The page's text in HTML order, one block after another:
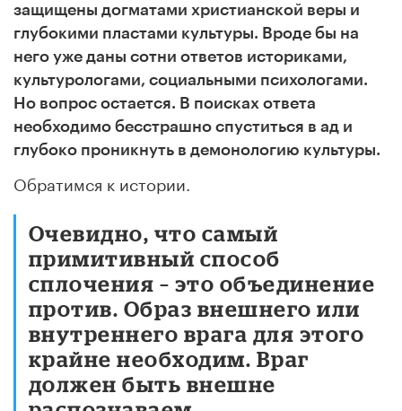
защищены догматами христианской веры и
глубокими пластами культуры. Вроде бы на
него уже даны сотни ответов историками,
культурологами, социальными психологами.
Но вопрос остается. В поисках ответа
необходимо бесстрашно спуститься в ад и
глубоко проникнуть в демонологию культуры.
Обратимся к истории.
Очевидно, что самый
примитивный способ
сплочения – это объединение
против. Образ внешнего или
внутреннего врага для этого
крайне необходим. Враг
должен быть внешне